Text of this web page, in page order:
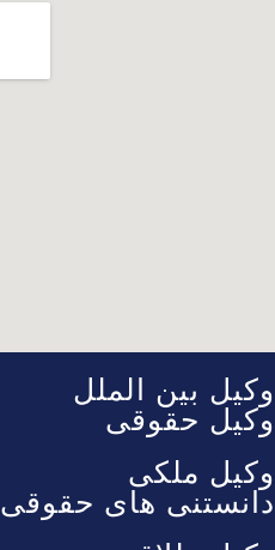
وکیل بین الملل
وکیل حقوقی
وکیل ملکی
دانستنی های حقوقی